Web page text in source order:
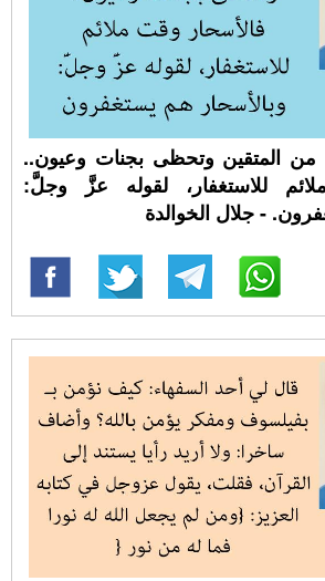
من المتقين وتحظى بجنات وعيون..
للاستغفار، لقوله عزَّ وجلَّ:
- جلال الخوالدة